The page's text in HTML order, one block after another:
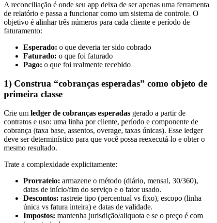
A reconciliação é onde seu app deixa de ser apenas uma ferramenta
de relatório e passa a funcionar como um sistema de controle. O
objetivo é alinhar três números para cada cliente e período de
faturamento:
Esperado: o que deveria ter sido cobrado
Faturado: o que foi faturado
Pago: o que foi realmente recebido
1) Construa “cobranças esperadas” como objeto de
primeira classe
Crie um ledger de cobranças esperadas gerado a partir de
contratos e uso: uma linha por cliente, período e componente de
cobrança (taxa base, assentos, overage, taxas únicas). Esse ledger
deve ser determinístico para que você possa reexecutá-lo e obter o
mesmo resultado.
Trate a complexidade explicitamente:
Prorrateio: armazene o método (diário, mensal, 30/360),
datas de início/fim do serviço e o fator usado.
Descontos: rastreie tipo (percentual vs fixo), escopo (linha
única vs fatura inteira) e datas de validade.
Impostos: mantenha jurisdição/aliquota e se o preço é com